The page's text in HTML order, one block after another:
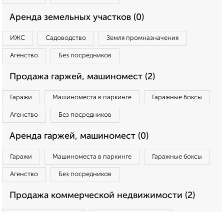
Аренда земельных участков (0)
ИЖС Садоводство Земля промназначения
Агенство Без посредников
Продажа гаржей, машиномест (2)
Гаражи Машиноместа в паркинге Гаражные боксы
Агенство Без посредников
Аренда гаржей, машиномест (0)
Гаражи Машиноместа в паркинге Гаражные боксы
Агенство Без посредников
Продажа коммерческой недвижимости (2)